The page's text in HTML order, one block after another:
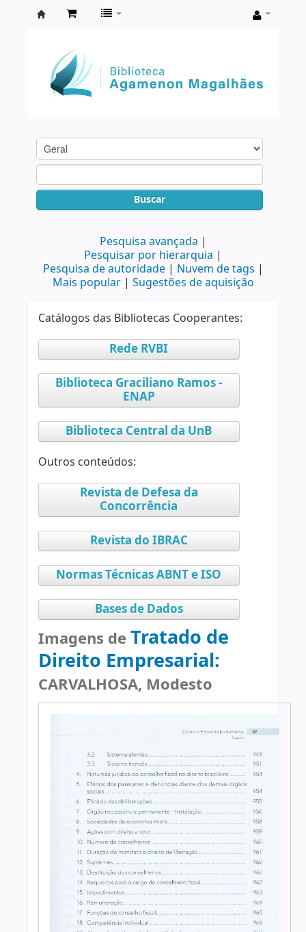
Agamenon
Magalhães
Buscar
Pesquisa avançada
Pesquisar por hierarquia
Pesquisa de autoridade
Nuvem de tags
Mais popular
Sugestões de aquisição
Catálogos das Bibliotecas Cooperantes:
Rede RVBI
Biblioteca Graciliano Ramos -
ENAP
Biblioteca Central da UnB
Outros conteúdos:
Revista de Defesa da
Concorrência
Revista do IBRAC
Normas Técnicas ABNT e ISO
Bases de Dados
Imagens de Tratado de
Direito Empresarial:
CARVALHOSA, Modesto